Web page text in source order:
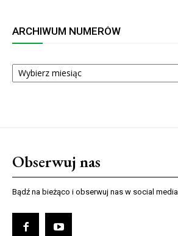
ARCHIWUM NUMERÓW
ARCHIWUM
NUMERÓW
Obserwuj nas
Bądź na bieżąco i obserwuj nas w social media